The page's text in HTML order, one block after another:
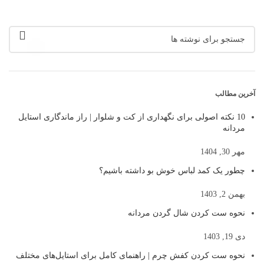
آخرین مطالب
10 نکته اصولی برای نگهداری از کت و شلوار | راز ماندگاری استایل
مردانه
مهر 30, 1404
چطور یک کمد لباس خوش بو داشته باشیم؟
بهمن 2, 1403
نحوه ست کردن شال گردن مردانه
دی 19, 1403
نحوه ست کردن کفش چرم | راهنمای کامل برای استایل‌های مختلف